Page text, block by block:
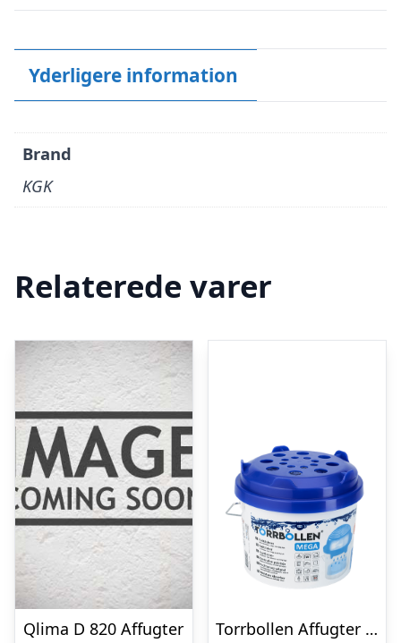
Yderligere information
Brand
KGK
Relaterede varer
Qlima D 820 Affugter
Torrbollen Affugter mega spand m/3 refill